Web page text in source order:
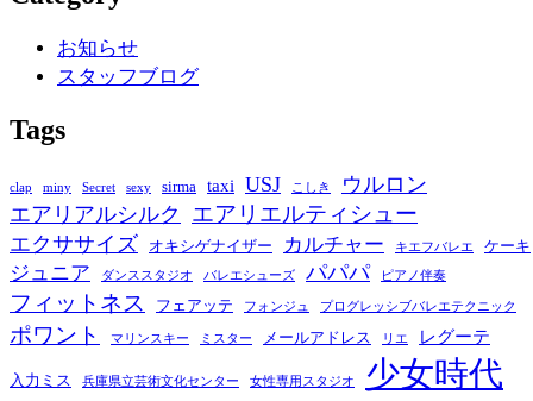
お知らせ
スタッフブログ
Tags
clap miny Secret sexy sirma taxi USJ こしき
ウルロン
エアリアルシルク
エアリエルティシュー
エクササイズ オキシゲナイザー カルチャー キエフバレエ ケーキ
ジュニア ダンススタジオ バレエシューズ パパパ ピアノ伴奏
フィットネス フェアッテ フォンジュ プログレッシブバレエテクニック
ポワント マリンスキー ミスター メールアドレス リエ レグーテ
入力ミス 兵庫県立芸術文化センター 女性専用スタジオ 少女時代